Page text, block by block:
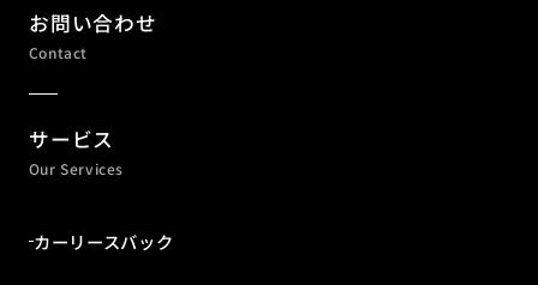
お問い合わせ
Contact
サービス
Our Services
カーリースバック